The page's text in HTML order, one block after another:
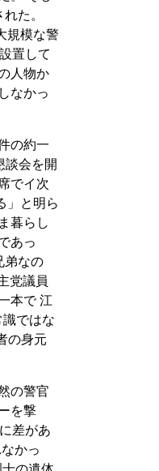
た。
規模な警
置して
人物か
なかっ
の約一
談会を開
でイ次
」と明ら
暮らし
あっ
弟なの
党議員
本で 江
ではな
の身元
の警官
を撃
差があ
かっ